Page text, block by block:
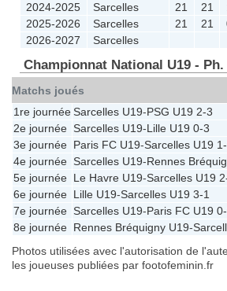
2024-2025
Sarcelles 21 21
2025-2026
Sarcelles 21 21
2026-2027
Sarcelles
Championnat National U19 -
Matchs joués
1re journéeSarcelles U19-PSG U19 2-3
2e journée Sarcelles U19-Lille U19 0-3
3e journée Paris FC U19-Sarcelles U19
4e journée Sarcelles U19-Rennes
5e journée Le Havre U19-Sarcelles U19
6e journée Lille U19-Sarcelles U19 3-1
7e journée Sarcelles U19-Paris FC U19
8e journée Rennes Bréquigny U19-
Photos utilisées avec l'autorisation de
les joueuses publiées par footofeminin.fr